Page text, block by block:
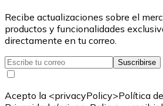
Recibe actualizaciones sobre el
productos y funcionalidades
directamente en tu correo.
Suscribirse
Acepto la <privacyPolicy>Política de